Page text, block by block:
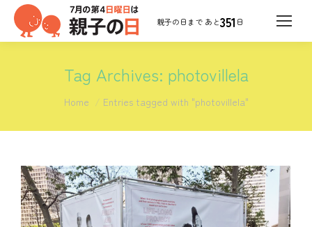
351 日
Tag Archives: photovillela
You are here:
Home Entries tagged with "photovillela"